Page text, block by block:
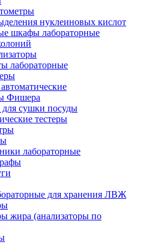
нуклеиновых кислот
шкафы лабораторные
лабораторные
Фишера
для сушки посуды
тестеры
лабораторные
для хранения ЛВЖ
жира (анализаторы по